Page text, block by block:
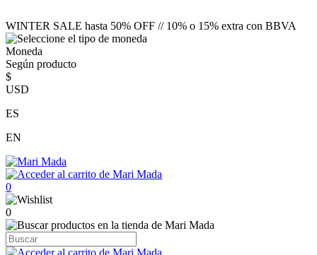
WINTER SALE hasta 50% OFF // 10% o 15% extra con BBVA
Moneda
Según producto
$
USD
ES
EN
0
0